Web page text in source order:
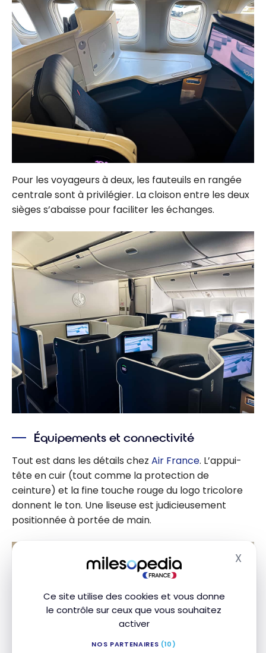
Ce site utilise des cookies et vous donne
le contrôle sur ceux que vous souhaitez
activer
NOS PARTENAIRES (10)
X
Pour les voyageurs à deux, les fauteuils en rangée
centrale sont à privilégier. La cloison entre les deux
sièges s’abaisse pour faciliter les échanges.
Équipements et connectivité
Tout est dans les détails chez Air France. L’appui-
tête en cuir (tout comme la protection de
ceinture) et la fine touche rouge du logo tricolore
donnent le ton. Une liseuse est judicieusement
positionnée à portée de main.